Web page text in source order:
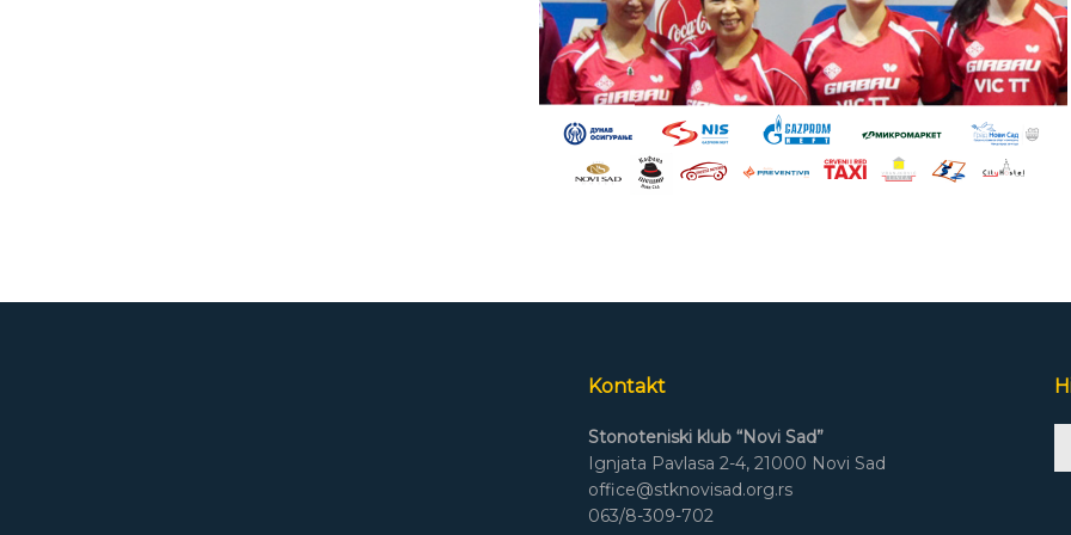
Kontakt
Stonoteniski klub “Novi Sad”
Ignjata Pavlasa 2-4, 21000 Novi Sad
office@stknovisad.org.rs
063/8-309-702